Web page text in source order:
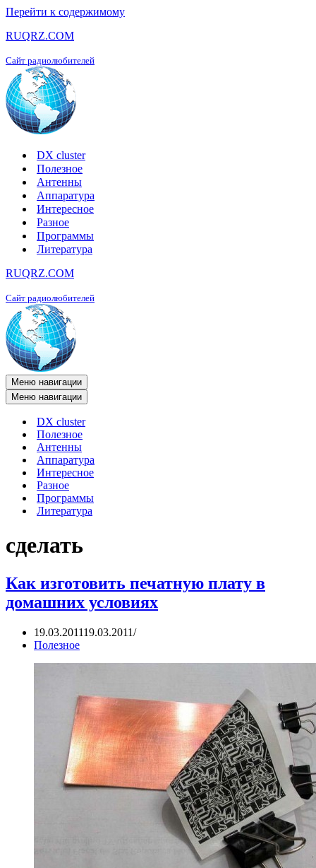
Перейти к содержимому
RUQRZ.COM
Сайт радиолюбителей
DX cluster
Полезное
Антенны
Аппаратура
Интересное
Разное
Программы
Литература
RUQRZ.COM
Сайт радиолюбителей
Меню навигации
Меню навигации
DX cluster
Полезное
Антенны
Аппаратура
Интересное
Разное
Программы
Литература
сделать
Как изготовить печатную плату в
домашних условиях
19.03.201119.03.2011
Полезное